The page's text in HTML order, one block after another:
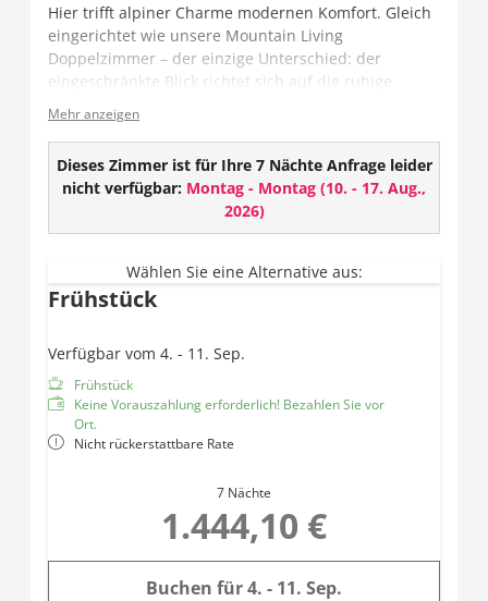
Hier trifft alpiner Charme modernen Komfort. Gleich
eingerichtet wie unsere Mountain Living
Doppelzimmer – der einzige Unterschied: der
eingeschränkte Blick richtet sich auf die ruhige
Terrasse – ideal für Gäste, die Erholung und Stille
suchen.
Ausstattung:
Geschlossenes Badezimmer mit Dusche und
Haarföhn
Balkon
Mehr anzeigen
Dieses Zimmer ist für Ihre 7 Nächte Anfrage leider
nicht verfügbar: Montag - Montag (10. - 17. Aug.,
2026)
Wählen Sie eine Alternative aus:
Frühstück
Verfügbar vom 4. - 11. Sep.
Frühstück
Keine Vorauszahlung erforderlich! Bezahlen Sie vor
Ort.
Nicht rückerstattbare Rate
7 Nächte
1.444,10 €
Buchen für4. - 11. Sep.